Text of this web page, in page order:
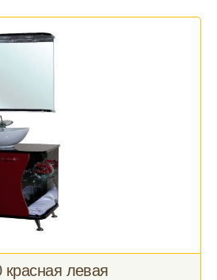
левая